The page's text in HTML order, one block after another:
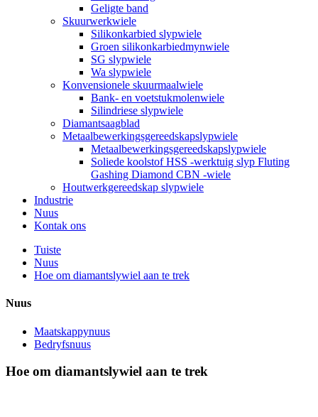
Geligte band
Skuurwerkwiele
Silikonkarbied slypwiele
Groen silikonkarbiedmynwiele
SG slypwiele
Wa slypwiele
Konvensionele skuurmaalwiele
Bank- en voetstukmolenwiele
Silindriese slypwiele
Diamantsaagblad
Metaalbewerkingsgereedskapslypwiele
Metaalbewerkingsgereedskapslypwiele
Soliede koolstof HSS -werktuig slyp Fluting
Gashing Diamond CBN -wiele
Houtwerkgereedskap slypwiele
Industrie
Nuus
Kontak ons
Tuiste
Nuus
Hoe om diamantslywiel aan te trek
Nuus
Maatskappynuus
Bedryfsnuus
Hoe om diamantslywiel aan te trek